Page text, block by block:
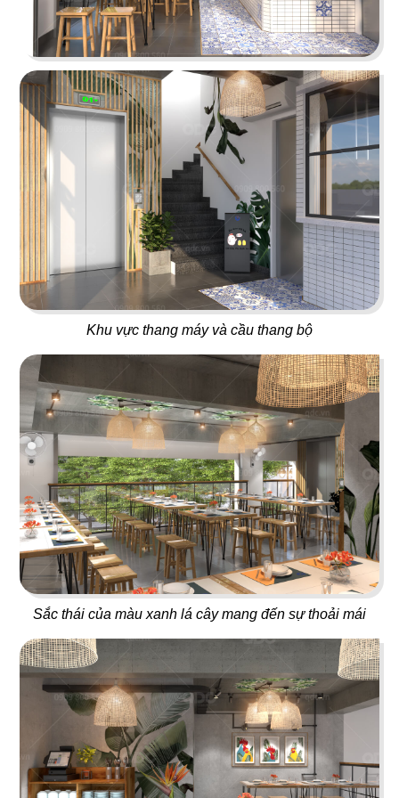
Khu vực thang máy và cầu thang bộ
Sắc thái của màu xanh lá cây mang đến sự thoải mái
BBQ & Hotpot Nhà hàng Âu
YUMMY BABOON
12
MASHA & THE BEAR
Buffet
MARINA
Coffee
14
CK PIZZA
Nhà hàng Âu
15
TEXAS
Nhà hàng
16
BABOON
Nightclub
17 18
667 BISTRO
Rooftop